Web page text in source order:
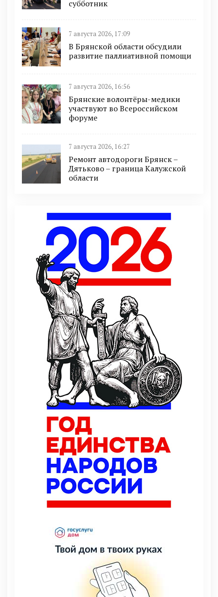
субботник
7 августа 2026, 17:09
В Брянской области обсудили
развитие паллиативной помощи
7 августа 2026, 16:56
Брянские волонтёры-медики
участвуют во Всероссийском
форуме
7 августа 2026, 16:27
Ремонт автодороги Брянск –
Дятьково – граница Калужской
области